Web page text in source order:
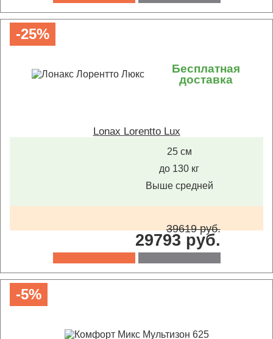
-25%
Бесплатная
доставка
Lonax Lorentto Lux
25 см
до 130 кг
Выше средней
39619 руб.
29793 руб.
-5%